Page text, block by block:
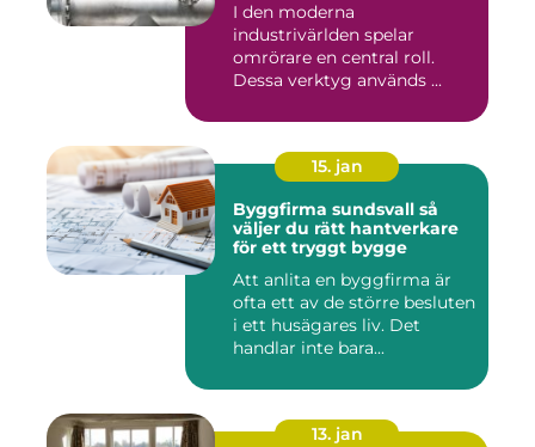
I den moderna
industrivärlden spelar
omrörare en central roll.
Dessa verktyg används ...
15. jan
Byggfirma sundsvall så
väljer du rätt hantverkare
för ett tryggt bygge
Att anlita en byggfirma är
ofta ett av de större besluten
i ett husägares liv. Det
handlar inte bara...
13. jan